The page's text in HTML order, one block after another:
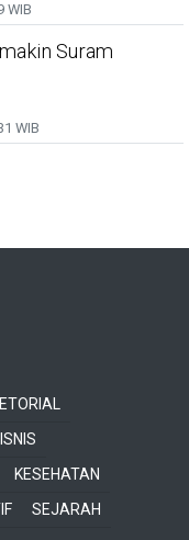
WIB
Suram
WIB
KESEHATAN
SEJARAH